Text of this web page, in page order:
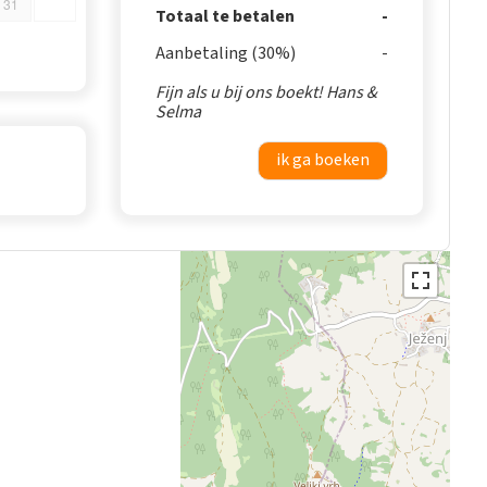
Totaal te betalen
Aanbetaling (30%)
Fijn als u bij ons boekt! Hans &
Selma
ik ga boeken